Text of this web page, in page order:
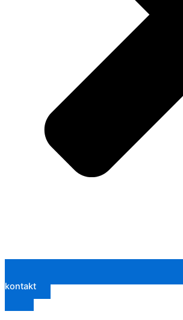
kontakt